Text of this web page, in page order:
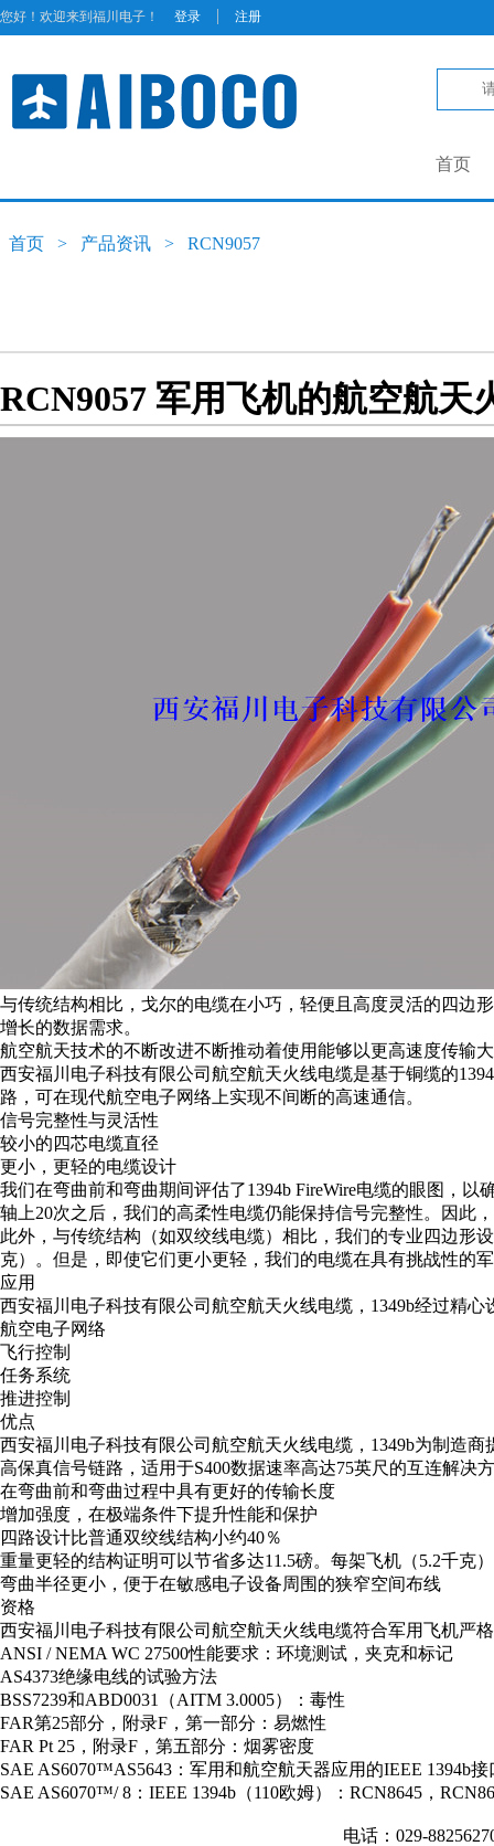
您好！欢迎来到福川电子！ 登录 | 注册
首页
首页 > 产品资讯 > RCN9057
RCN9057 军用飞机的航空航天
与传统结构相比，戈尔的电缆在小巧，轻便且高度灵活的四边
增长的数据需求。
航空航天技术的不断改进不断推动着使用能够以更高速度传输
西安福川电子科技有限公司航空航天火线电缆是基于铜缆的
路，可在现代航空电子网络上实现不间断的高速通信。
信号完整性与灵活性
较小的四芯电缆直径
更小，更轻的电缆设计
我们在弯曲前和弯曲期间评估了1394b FireWire电缆的眼图，
轴上20次之后，我们的高柔性电缆仍能保持信号完整性。因此
此外，与传统结构（如双绞线电缆）相比，我们的专业四边形
克）。但是，即使它们更小更轻，我们的电缆在具有挑战性的
应用
西安福川电子科技有限公司航空航天火线电缆，1349b经过精
航空电子网络
飞行控制
任务系统
推进控制
优点
西安福川电子科技有限公司航空航天火线电缆，1349b为制造
高保真信号链路，适用于S400数据速率高达75英尺的互连解决
在弯曲前和弯曲过程中具有更好的传输长度
增加强度，在极端条件下提升性能和保护
四路设计比普通双绞线结构小约40％
重量更轻的结构证明可以节省多达11.5磅。每架飞机（5.2千克）
弯曲半径更小，便于在敏感电子设备周围的狭窄空间布线
资格
西安福川电子科技有限公司航空航天火线电缆符合军用飞机严
ANSI / NEMA WC 27500性能要求：环境测试，夹克和标记
AS4373绝缘电线的试验方法
BSS7239和ABD0031（AITM 3.0005）：毒性
FAR第25部分，附录F，第一部分：易燃性
FAR Pt 25，附录F，第五部分：烟雾密度
SAE AS6070™AS5643：军用和航空航天器应用的IEEE 1394b接
SAE AS6070™/ 8：IEEE 1394b（110欧姆）：RCN8645，
电话：029-